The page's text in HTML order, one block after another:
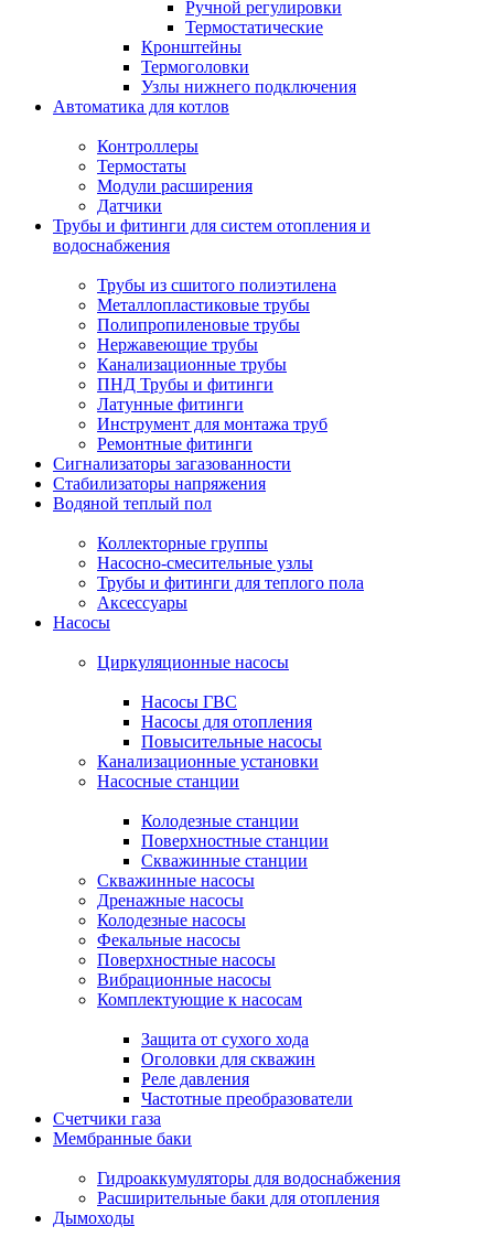
Ручной регулировки
Термостатические
Кронштейны
Термоголовки
Узлы нижнего подключения
Автоматика для котлов
Контроллеры
Термостаты
Модули расширения
Датчики
Трубы и фитинги для систем отопления и
водоснабжения
Трубы из сшитого полиэтилена
Металлопластиковые трубы
Полипропиленовые трубы
Нержавеющие трубы
Канализационные трубы
ПНД Трубы и фитинги
Латунные фитинги
Инструмент для монтажа труб
Ремонтные фитинги
Сигнализаторы загазованности
Стабилизаторы напряжения
Водяной теплый пол
Коллекторные группы
Насосно-смесительные узлы
Трубы и фитинги для теплого пола
Аксессуары
Насосы
Циркуляционные насосы
Насосы ГВС
Насосы для отопления
Повысительные насосы
Канализационные установки
Насосные станции
Колодезные станции
Поверхностные станции
Скважинные станции
Скважинные насосы
Дренажные насосы
Колодезные насосы
Фекальные насосы
Поверхностные насосы
Вибрационные насосы
Комплектующие к насосам
Защита от сухого хода
Оголовки для скважин
Реле давления
Частотные преобразователи
Счетчики газа
Мембранные баки
Гидроаккумуляторы для водоснабжения
Расширительные баки для отопления
Дымоходы